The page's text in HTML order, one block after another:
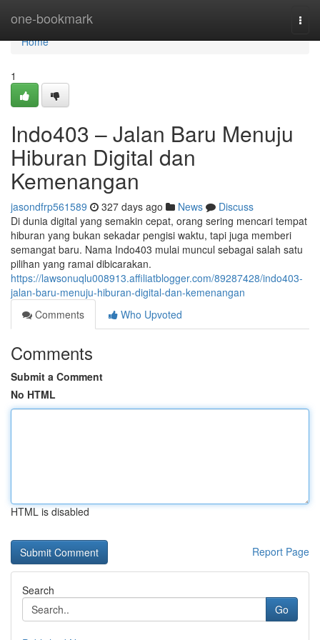
one-bookmark
Home
Home
1
Indo403 – Jalan Baru Menuju
Hiburan Digital dan
Kemenangan
jasondfrp561589 327 days ago News
Discuss
Di dunia digital yang semakin cepat, orang sering mencari tempat
hiburan yang bukan sekadar pengisi waktu, tapi juga memberi
semangat baru. Nama Indo403 mulai muncul sebagai salah satu
pilihan yang ramai dibicarakan.
https://lawsonuqlu008913.affiliatblogger.com/89287428/indo403-
jalan-baru-menuju-hiburan-digital-dan-kemenangan
Comments
Who Upvoted
Comments
Submit a Comment
No HTML
HTML is disabled
Report Page
Search
Go